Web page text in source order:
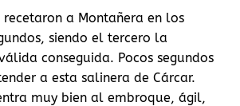
recetaron a Montañera en los
siendo el tercero la
conseguida. Pocos segundos
a esta salinera de Cárcar.
muy bien al embroque, ágil,